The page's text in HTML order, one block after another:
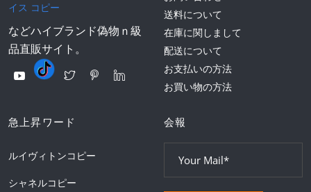
イス コピー
などハイブランド偽物ｎ級
品直販サイト。
送料について
在庫に関しまして
配送について
お支払いの方法
お買い物の方法
急上昇ワード
ルイヴィトンコピー
シャネルコピー
会報